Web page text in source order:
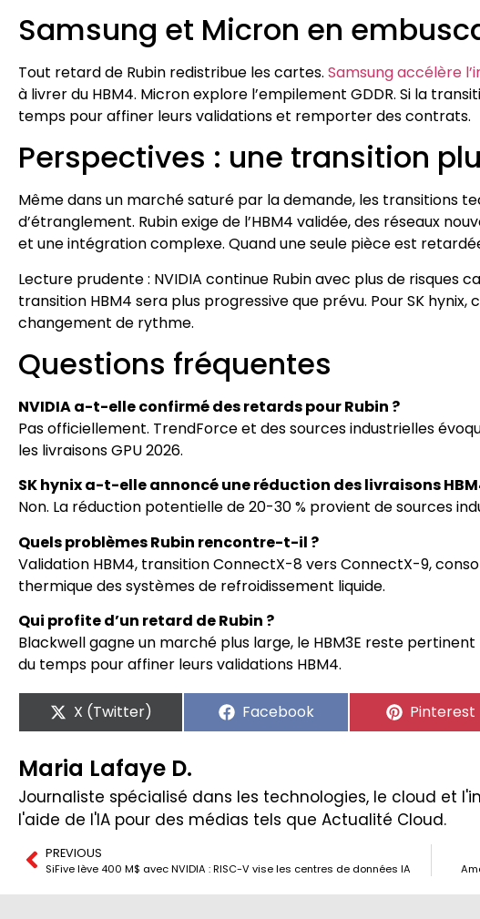
Samsung et Micron en
Tout retard de Rubin redistribue les cartes. Samsung accélère
à livrer du HBM4. Micron explore l’empilement GDDR. Si la
temps pour affiner leurs validations et remporter des contrats.
Perspectives : une transition
Même dans un marché saturé par la demande, les transitions
d’étranglement. Rubin exige de l’HBM4 validée, des réseaux
et une intégration complexe. Quand une seule pièce est
Lecture prudente : NVIDIA continue Rubin avec plus de risques
transition HBM4 sera plus progressive que prévu. Pour SK
changement de rythme.
Questions fréquentes
NVIDIA a-t-elle confirmé des retards pour Rubin ?
Pas officiellement. TrendForce et des sources industrielles
les livraisons GPU 2026.
SK hynix a-t-elle annoncé une réduction des livraisons
Non. La réduction potentielle de 20-30 % provient de sources
Quels problèmes Rubin rencontre-t-il ?
Validation HBM4, transition ConnectX-8 vers ConnectX-9,
thermique des systèmes de refroidissement liquide.
Qui profite d’un retard de Rubin ?
Blackwell gagne un marché plus large, le HBM3E reste
du temps pour affiner leurs validations HBM4.
X (Twitter) Facebook Pinterest
Maria Lafaye D.
Journaliste spécialisé dans les technologies, le cloud et
l'aide de l'IA pour des médias tels que Actualité Cloud.
PREVIOUS
SiFive lève 400 M$ avec NVIDIA : RISC-V vise les centres de données IA